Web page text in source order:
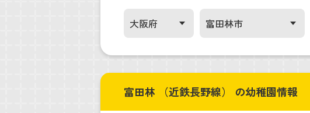
富田林 （近鉄長野線） の幼稚園情報